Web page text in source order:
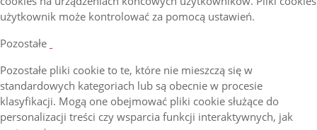
użytkownik może kontrolować za pomocą ustawień.
Pozostałe
Pozostałe pliki cookie to te, które nie mieszczą się w
standardowych kategoriach lub są obecnie w procesie
klasyfikacji. Mogą one obejmować pliki cookie służące do
personalizacji treści czy wsparcia funkcji interaktywnych, jak